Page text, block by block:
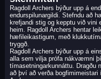
Ragdoll Archers býður upp á
endurspilunargildi. Stefndu að
krefjandi stig og kepptu við vini
heim. Ragdoll Archers hentar
hæfileikastigum, með
tryggð.
Ragdoll Archers býður upp á
alla sem vilja prófa nákvæmni
tímasetningarkunnáttu. Dragðu
að því að verða bogfimimeistari